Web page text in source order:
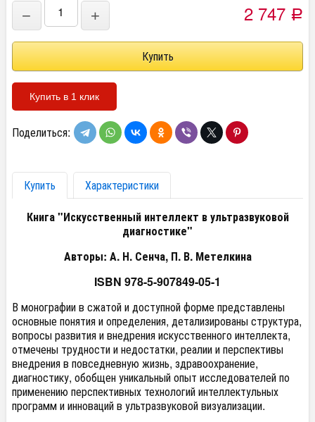
− + 2 747 Р
Купить в 1 клик
Поделиться:
Купить
Характеристики
Книга "Искусственный интеллект в ультразвуковой
диагностике"
Авторы: А. Н. Сенча, П. В. Метелкина
ISBN 978-5-907849-05-1
В монографии в сжатой и доступной форме представлены
основные понятия и определения, детализированы структура,
вопросы развития и внедрения искусственного интеллекта,
отмечены трудности и недостатки, реалии и перспективы
внедрения в повседневную жизнь, здравоохранение,
диагностику, обобщен уникальный опыт исследователей по
применению перспективных технологий интеллектульных
программ и инноваций в ультразвуковой визуализации.